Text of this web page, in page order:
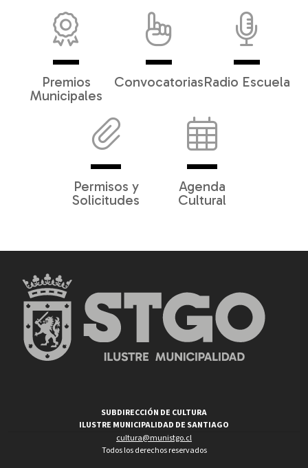
Premios
Municipales
ConvocatoriasRadio Escuela
Permisos y
Solicitudes
Agenda
Cultural
SUBDIRECCIÓN DE CULTURA
ILUSTRE MUNICIPALIDAD DE SANTIAGO
cultura@munistgo.cl
Todos los derechos reservados